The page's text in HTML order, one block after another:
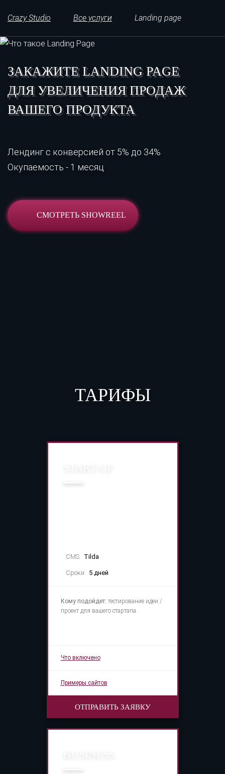
Crazy Studio Все услуги Landing page
ЗАКАЖИТЕ LANDING PAGE
ДЛЯ УВЕЛИЧЕНИЯ ПРОДАЖ
ВАШЕГО ПРОДУКТА
ЗАКАЖИТЕ LANDING PAGE
ДЛЯ УВЕЛИЧЕНИЯ ПРОДАЖ
ВАШЕГО ПРОДУКТА
Лендинг с конверсией от 5% до 34%
Окупаемость - 1 месяц
СМОТРЕТЬ SHOWREEL
ТАРИФЫ
CMS: Tilda
Сроки: 5 дней
Кому подойдет: тестирование идеи /
проект для вашего стартапа.
Что включено
Примеры сайтов
ОТПРАВИТЬ ЗАЯВКУ